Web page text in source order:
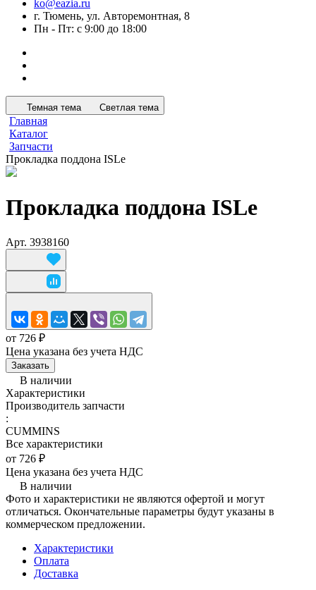
ko@eazia.ru
г. Тюмень, ул. Авторемонтная, 8
Пн - Пт: с 9:00 до 18:00
Темная тема Светлая тема
Главная
Каталог
Запчасти
Прокладка поддона ISLe
Прокладка поддона ISLe
Арт. 3938160
от 726 ₽
Цена указана без учета НДС
Заказать
В наличии
Характеристики
Производитель запчасти
:
CUMMINS
Все характеристики
от 726 ₽
Цена указана без учета НДС
В наличии
Фото и характеристики не являются офертой и могут
отличаться. Окончательные параметры будут указаны в
коммерческом предложении.
Характеристики
Оплата
Доставка